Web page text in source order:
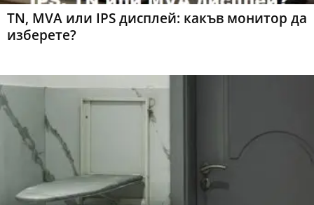
TN, MVA или IPS дисплей: какъв монитор да
изберете?